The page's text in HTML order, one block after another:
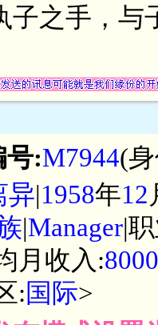
子之手，
号:M7944(
异|1958年12
|Manager|
月收入:
: 国际>